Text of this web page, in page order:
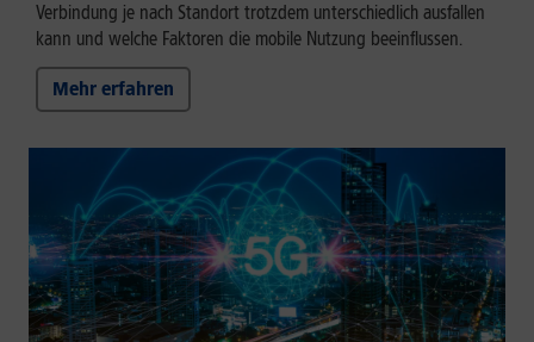
Verbindung je nach Standort trotzdem unterschiedlich ausfallen
kann und welche Faktoren die mobile Nutzung beeinflussen.
Mehr erfahren